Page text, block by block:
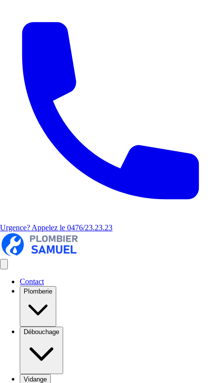
Urgence? Appelez le 0476/23.23.23
Contact
Plomberie
Débouchage
Vidange